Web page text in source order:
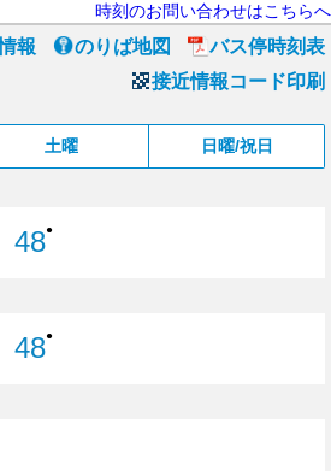
時刻のお問い合わせはこちらへ
報 のりば地図
バス停時刻表
接近情報コード印刷
土曜 日曜/祝日
48●
48●